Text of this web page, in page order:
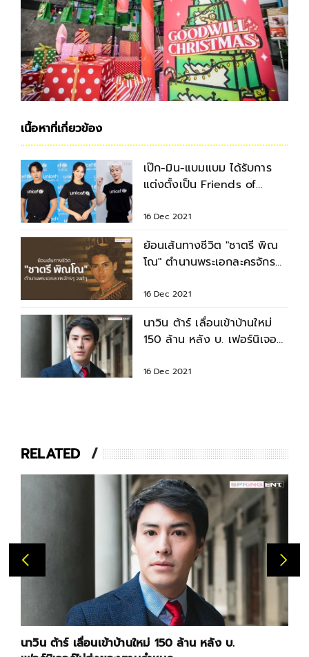
เนื้อหาที่เกี่ยวข้อง
เป๊ก-มิน-แบมแบม ได้รับการ
แต่งตั้งเป็น Friends of
16 Dec 2021
ย้อนเส้นทางชีวิต "ชาตรี พิณ
โณ" ตำนานพระเอกละครจักรๆ
16 Dec 2021
นาวิน ต้าร์ เลื่อนเข้าบ้านใหม่
150 ล้าน หลัง บ. เฟอร์นิเจอร์
16 Dec 2021
RELATED
นาวิน ต้าร์ เลื่อนเข้าบ้านใหม่ 150 ล้าน หลัง บ.